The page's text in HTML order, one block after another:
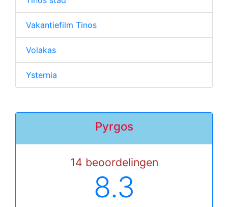
Vakantiefilm Tinos
Volakas
Ysternia
Pyrgos
14 beoordelingen
8.3